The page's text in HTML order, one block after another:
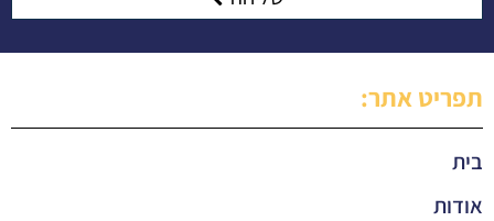
תפריט אתר:
בית
אודות